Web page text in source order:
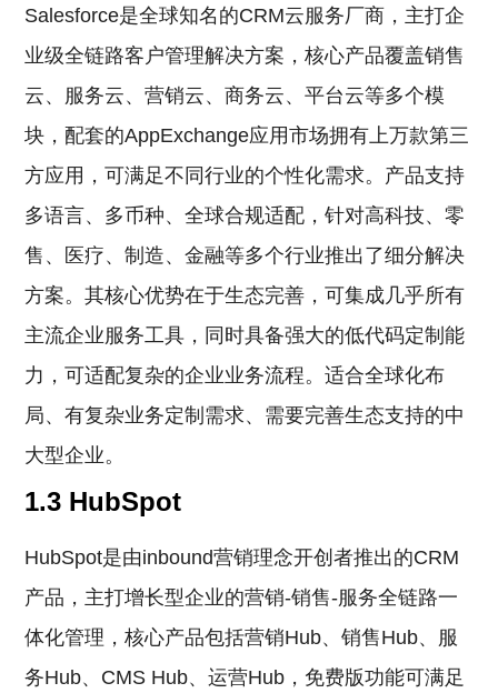
Salesforce是全球知名的CRM云服务厂商，主打企
业级全链路客户管理解决方案，核心产品覆盖销售
云、服务云、营销云、商务云、平台云等多个模
块，配套的AppExchange应用市场拥有上万款第三
方应用，可满足不同行业的个性化需求。产品支持
多语言、多币种、全球合规适配，针对高科技、零
售、医疗、制造、金融等多个行业推出了细分解决
方案。其核心优势在于生态完善，可集成几乎所有
主流企业服务工具，同时具备强大的低代码定制能
力，可适配复杂的企业业务流程。适合全球化布
局、有复杂业务定制需求、需要完善生态支持的中
大型企业。
1.3 HubSpot
HubSpot是由inbound营销理念开创者推出的CRM
产品，主打增长型企业的营销-销售-服务全链路一
体化管理，核心产品包括营销Hub、销售Hub、服
务Hub、CMS Hub、运营Hub，免费版功能可满足